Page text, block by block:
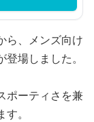
ら、メンズ向け
場しました。
ポーティさを兼
。